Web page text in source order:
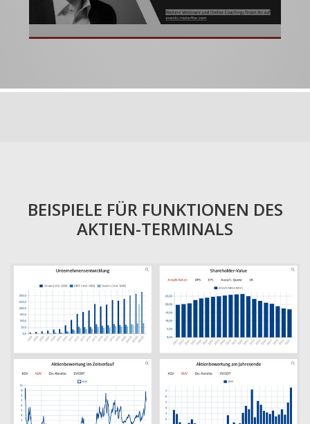
BEISPIELE FÜR FUNKTIONEN DES
AKTIEN-TERMINALS